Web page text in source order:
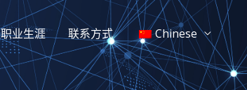
职业生涯 联系方式 Chinese